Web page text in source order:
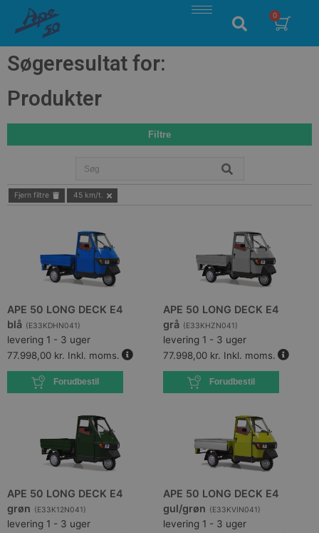
Søgeresultat for:
Produkter
Filtre
Fjern filtre 45 km/t.
APE 50 LONG DECK E4
blå (E33KDHN041 )
levering 1 - 3 uger
77.998,00 kr. Inkl. moms.
Forudbestil
APE 50 LONG DECK E4
grå (E33KHZN041 )
levering 1 - 3 uger
77.998,00 kr. Inkl. moms.
Forudbestil
APE 50 LONG DECK E4
grøn (E33K12N041 )
levering 1 - 3 uger
APE 50 LONG DECK E4
gul/grøn (E33KVIN041 )
levering 1 - 3 uger